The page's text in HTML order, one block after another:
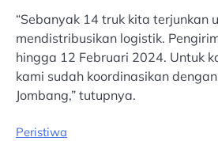
“Sebanyak 14 truk kita terjunkan
mendistribusikan logistik.
hingga 12 Februari 2024. Untuk
kami sudah koordinasikan
Jombang,” tutupnya.
Peristiwa